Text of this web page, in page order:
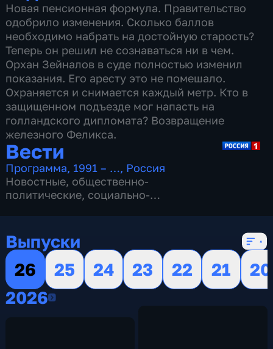
Новая пенсионная формула. Правительство
одобрило изменения. Сколько баллов
необходимо набрать на достойную старость?
Теперь он решил не сознаваться ни в чем.
Орхан Зейналов в суде полностью изменил
показания. Его аресту это не помешало.
Охраняется и снимается каждый метр. Кто в
защищенном подъезде мог напасть на
голландского дипломата? Возвращение
железного Феликса.
Вести
Программа, 1991 – …, Россия
Новостные, общественно-
политические, социально-
Выпуски
26
25 24 23 22 21
20
20262026